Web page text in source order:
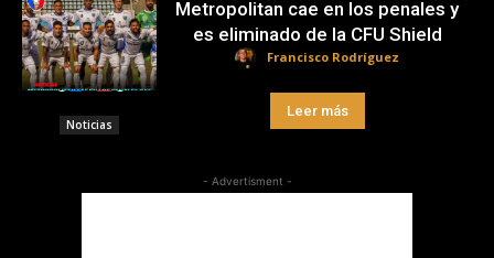
Noticias
Metropolitan cae en los penales y
es eliminado de la CFU Shield
Francisco Rodríguez
Leer más
- Advertisment -